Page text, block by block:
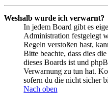
Weshalb wurde ich verwarnt?
In jedem Board gibt es
Administration festgelegt
Regeln verstoßen hast,
Bitte beachte, dass dies
dieses Boards ist und
Verwarnung zu tun hat.
sofern du die nicht sicher
Nach oben